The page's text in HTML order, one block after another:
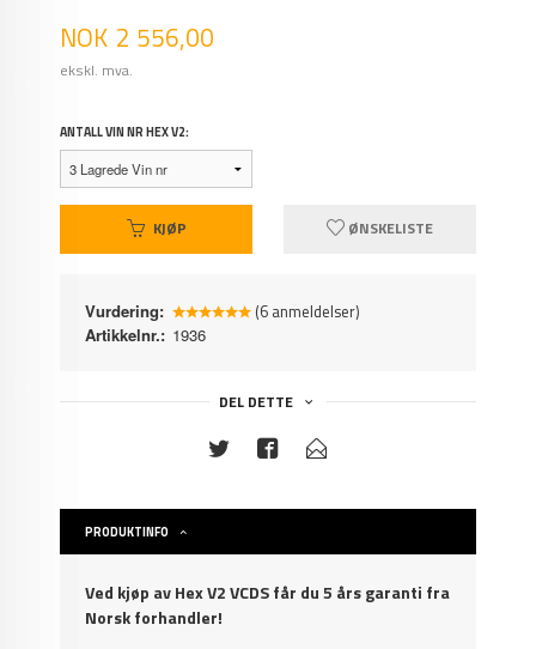
Pris
NOK 2 556,00
ekskl. mva.
ANTALL VIN NR HEX V2:
KJØP ØNSKELISTE
Vurdering: (6 anmeldelser)
Artikkelnr.: 1936
DEL DETTE
PRODUKTINFO
Ved kjøp av Hex V2 VCDS får du 5 års garanti fra
Norsk forhandler!